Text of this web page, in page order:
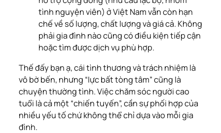
tình nguyện viên) ở Việt Nam vẫn còn hạn
chế về số lượng, chất lượng và giá cả. Không
phải gia đình nào cũng có điều kiện tiếp cận
hoặc tìm được dịch vụ phù hợp.
Thế đấy bạn ạ, cái tình thương và trách nhiệm là
vô bờ bến, nhưng “lực bất tòng tâm” cũng là
chuyện thường tình. Việc chăm sóc người cao
tuổi là cả một “chiến tuyến”, cần sự phối hợp của
nhiều yếu tố chứ không thể chỉ dựa vào mỗi gia
đình.